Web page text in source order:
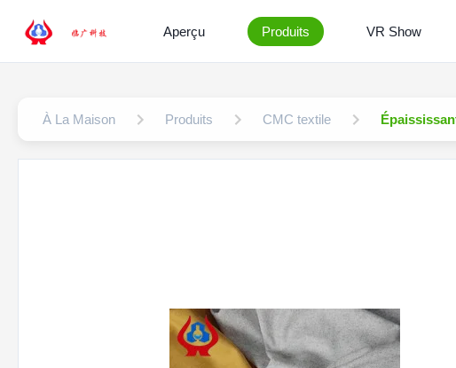
Aperçu Produits VR Show
À La Maison Produits CMC textile